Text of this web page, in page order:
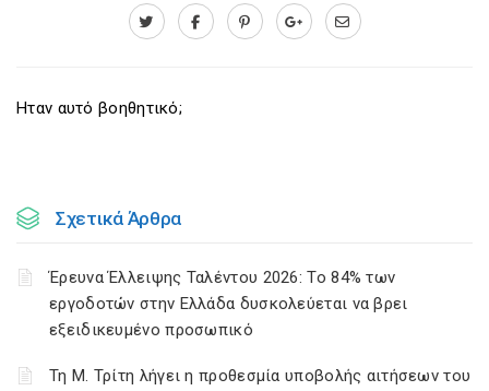
Ηταν αυτό βοηθητικό;
Σχετικά Άρθρα
Έρευνα Έλλειψης Ταλέντου 2026: Το 84% των
εργοδοτών στην Ελλάδα δυσκολεύεται να βρει
εξειδικευμένο προσωπικό
Τη Μ. Τρίτη λήγει η προθεσμία υποβολής αιτήσεων του